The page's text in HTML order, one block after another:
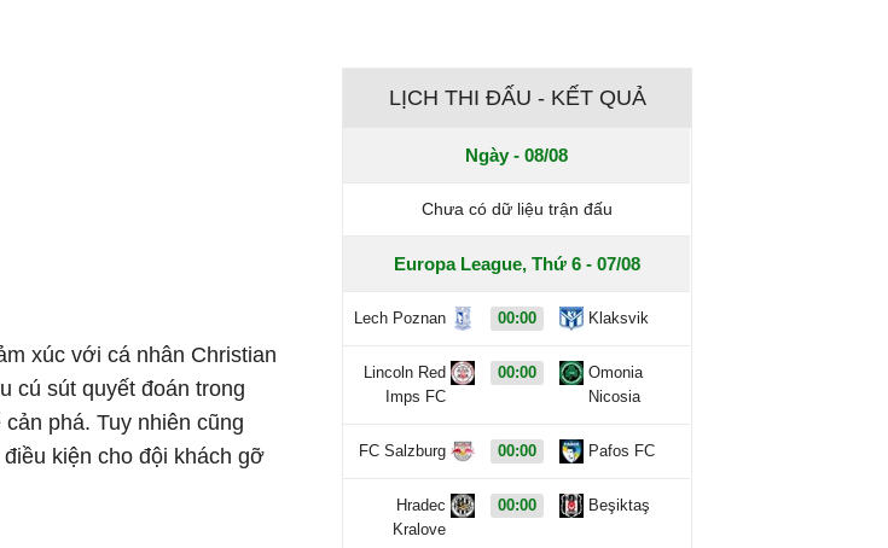
xúc với cá nhân Christian
cú sút quyết đoán trong
phá. Tuy nhiên cũng
kiện cho đội khách gỡ
LỊCH THI ĐẤU - KẾT QUẢ
Ngày - 08/08
Chưa có dữ liệu trận đấu
Europa League, Thứ 6 - 07/08
Lech Poznan 00:00 Klaksvik
Lincoln Red
Imps FC
00:00
Omonia
Nicosia
FC Salzburg 00:00 Pafos FC
Hradec
Kralove
00:00 Beşiktaş